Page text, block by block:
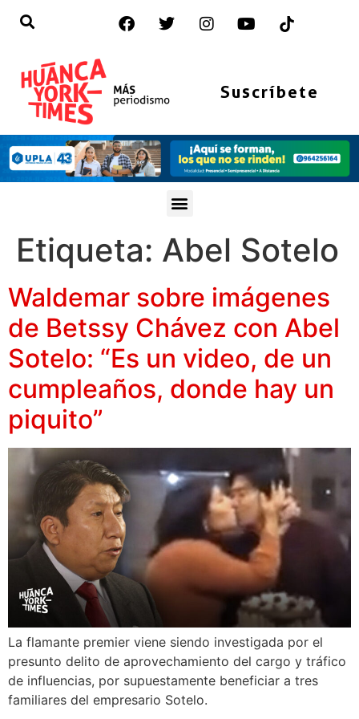
Suscríbete
Etiqueta: Abel Sotelo
Waldemar sobre imágenes
de Betssy Chávez con Abel
Sotelo: “Es un video, de un
cumpleaños, donde hay un
piquito”
La flamante premier viene siendo investigada por el
presunto delito de aprovechamiento del cargo y tráfico
de influencias, por supuestamente beneficiar a tres
familiares del empresario Sotelo.